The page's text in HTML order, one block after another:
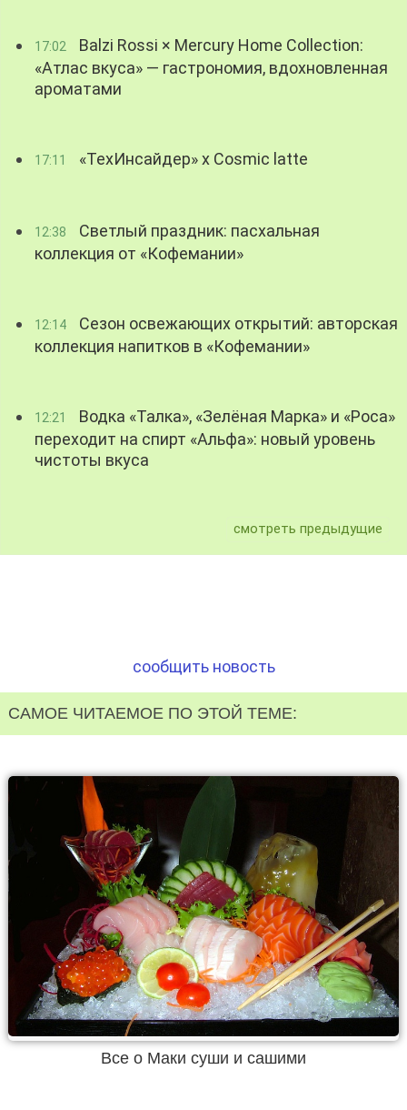
17:02
Balzi Rossi × Mercury Home Collection:
«Атлас вкуса» — гастрономия, вдохновленная
ароматами
17:11 «ТехИнсайдер» х Cosmic latte
12:38
Светлый праздник: пасхальная
коллекция от «Кофемании»
12:14
Сезон освежающих открытий: авторская
коллекция напитков в «Кофемании»
12:21
Водка «Талка», «Зелёная Марка» и «Роса»
переходит на спирт «Альфа»: новый уровень
чистоты вкуса
смотреть предыдущие
сообщить новость
САМОЕ ЧИТАЕМОЕ ПО ЭТОЙ ТЕМЕ:
Все о Маки суши и сашими